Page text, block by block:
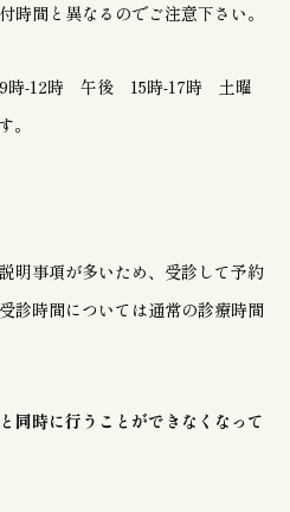
時間と異なるのでご注意下さい。
時-12時 午後 15時-17時 土曜
明事項が多いため、受診して予約
診時間については通常の診療時間
同時に行うことができなくなって